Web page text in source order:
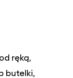
ręką,
butelki,